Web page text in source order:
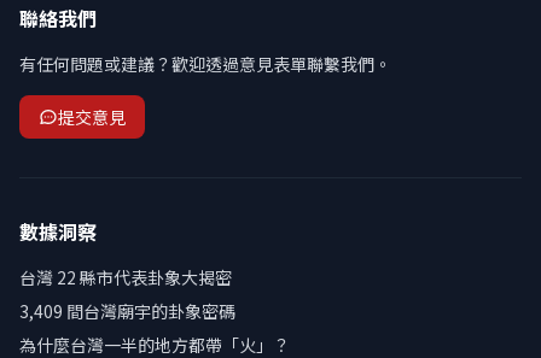
聯絡我們
有任何問題或建議？歡迎透過意見表單聯繫我們。
提交意見
數據洞察
台灣 22 縣市代表卦象大揭密
3,409 間台灣廟宇的卦象密碼
為什麼台灣一半的地方都帶「火」？